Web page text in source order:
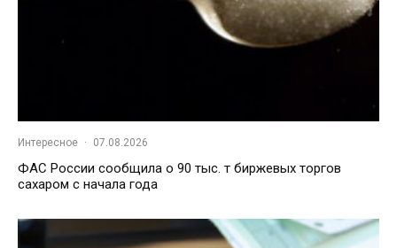
Интересное · 07.08.2026
ФАС России сообщила о 90 тыс. т биржевых торгов
сахаром с начала года